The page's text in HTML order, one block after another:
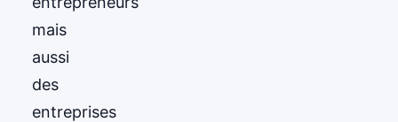
mais
aussi
des
entreprises